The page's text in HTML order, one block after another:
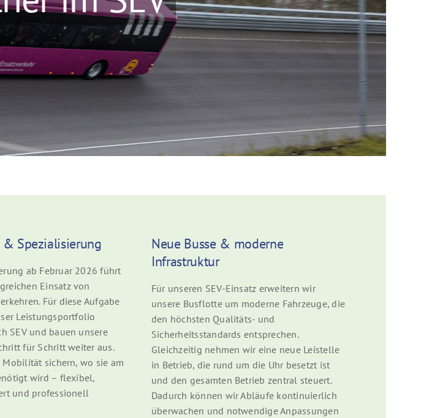
Spezialisierung
ab Februar 2026 führt
Einsatz von
Für diese Aufgabe
Leistungsportfolio
SEV und bauen unsere
für Schritt weiter aus.
Mobilität sichern, wo sie am
wird – flexibel,
und professionell
Neue Busse & moderne
Infrastruktur
Für unseren SEV-Einsatz erweitern wir
unsere Busflotte um moderne Fahrzeuge, die
den höchsten Qualitäts- und
Sicherheitsstandards entsprechen.
Gleichzeitig nehmen wir eine neue Leistelle
in Betrieb, die rund um die Uhr besetzt ist
und den gesamten Betrieb zentral steuert.
Dadurch können wir Abläufe kontinuierlich
überwachen und notwendige Anpassungen